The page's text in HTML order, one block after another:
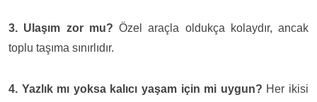
3. Ulaşım zor mu? Özel araçla oldukça kolaydır, ancak
toplu taşıma sınırlıdır.
4. Yazlık mı yoksa kalıcı yaşam için mi uygun? Her ikisi